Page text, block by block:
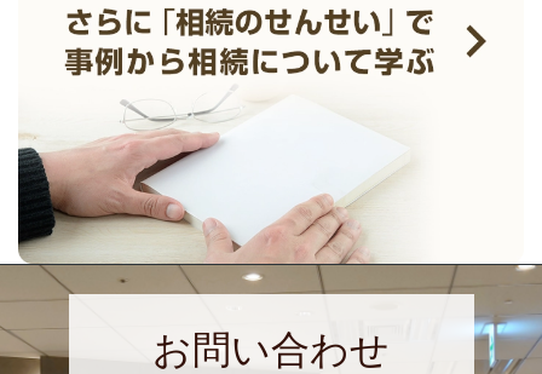
お問い合わせ